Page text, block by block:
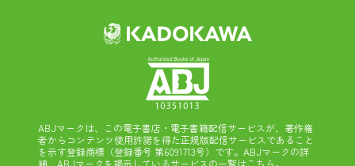
ABJマークは、この電子書店・電子書籍配信サービスが、著作権
者からコンテンツ使用許諾を得た正規版配信サービスであること
を示す登録商標（登録番号 第6091713号）です。ABJマークの詳